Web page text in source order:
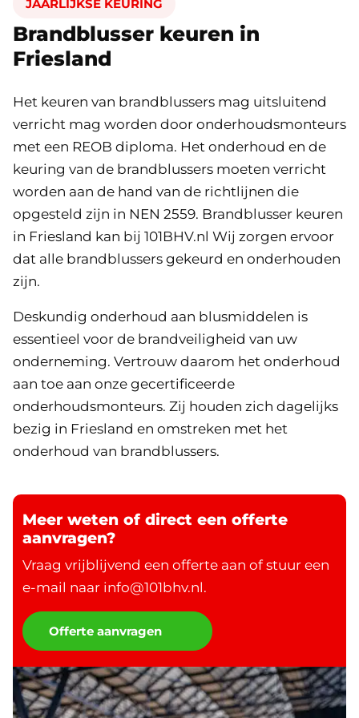
Brandblusser keuren in
Friesland
JAARLIJKSE KEURING
Het keuren van brandblussers mag uitsluitend
verricht mag worden door onderhoudsmonteurs
met een REOB diploma. Het onderhoud en de
keuring van de brandblussers moeten verricht
worden aan de hand van de richtlijnen die
opgesteld zijn in NEN 2559. Brandblusser keuren
in Friesland kan bij 101BHV.nl Wij zorgen ervoor
dat alle brandblussers gekeurd en onderhouden
zijn.
Deskundig onderhoud aan blusmiddelen is
essentieel voor de brandveiligheid van uw
onderneming. Vertrouw daarom het onderhoud
aan toe aan onze gecertificeerde
onderhoudsmonteurs. Zij houden zich dagelijks
bezig in Friesland en omstreken met het
onderhoud van brandblussers.
Meer weten of direct een offerte
aanvragen?
Vraag vrijblijvend een offerte aan of stuur een
e-mail naar info@101bhv.nl.
Offerte aanvragen